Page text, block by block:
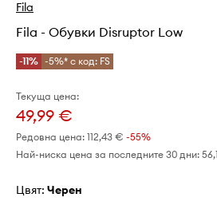
Fila
Fila - Обувки Disruptor Low
-11% -5%* с код: FS
Текуща цена:
49,99 €
Редовна цена: 112,43 € -55%
Най-ниска цена за последните 30 дни:
Цвят: черен